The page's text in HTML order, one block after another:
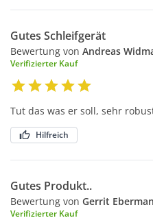
Gutes Schleifgerät
Bewertung von Andreas
Verifizierter Kauf
Tut das was er soll, sehr
Hilfreich
Gutes Produkt..
Bewertung von Gerrit
Verifizierter Kauf